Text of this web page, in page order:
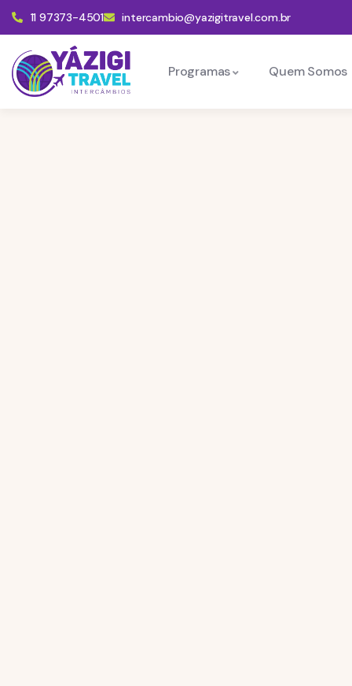
11 97373-4501 intercambio@yazigitravel.com.br
Programas Quem Somos